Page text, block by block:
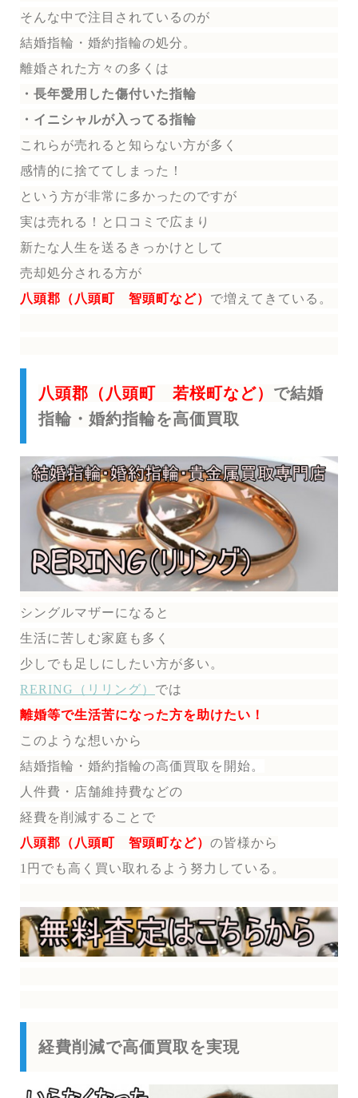
そんな中で注目されているのが
結婚指輪 ・婚約指輪の処分。
離婚された方々の多くは
・長年愛用した傷付いた指輪
・イニシャルが入ってる指輪
これらが売れると知らない方が多く
感情的に捨ててしまった！
という方が非常に多かったのですが
実は売れる！と口コミで広まり
新たな人生を送る きっかけとして
売却処分される方が
八頭郡（八頭町 智頭町など） で増えてきている。
八頭郡（八頭町 若桜町など） で結婚
指輪・婚約指輪を高価買取
シングルマザーになると
生活に苦しむ家庭も多く
少しでも足しにしたい方が多い。
RERING（リリング） では
離婚等で生活苦になった方を助けたい！
このような想いから
結婚指輪・婚約指輪の高価買取を開始。
人件費・店舗維持費などの
経費を削減することで
八頭郡（八頭町 智頭町など） の皆様から
1円でも高く買い取れるよう努力している。
経費削減で高価買取を実現